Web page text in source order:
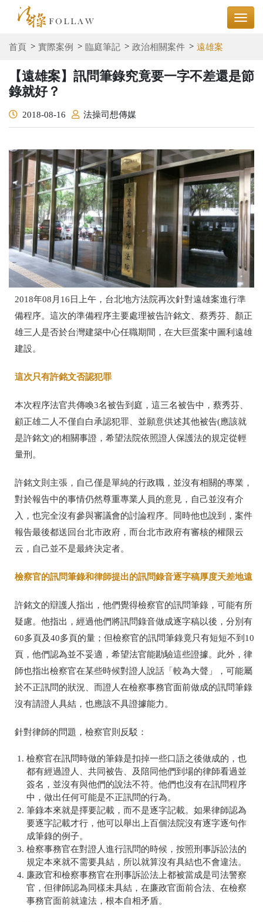
首頁 實際案例 臨庭筆記 政治相關案件 遠雄案
【遠雄案】訊問筆錄究竟要一字不差還是節
錄就好？
2018-08-16 法操司想傳媒
2018年08月16日上午，台北地方法院再次針對遠雄案進行準
備程序。這次的準備程序主要處理被告許銘文、蔡秀芬、顏正
雄三人是否於台灣建築中心任職期間，在大巨蛋案中圖利遠雄
建設。
這次只有許銘文否認犯罪
本次程序法官共傳喚3名被告到庭，這三名被告中，蔡秀芬、
顧正雄二人不僅自白承認犯罪、並願意供述其他被告(應該就
是許銘文)的相關事證，希望法院依照證人保護法的規定從輕
量刑。
許銘文則主張，自己僅是單純的行政職，並沒有相關的專業，
對於報告中的事情仍然尊重專業人員的意見，自己並沒有介
入，也完全沒有參與審議會的討論程序。同時他也說到，案件
報告最後都送回台北市政府，而台北市政府有審核的權限云
云，自己並不是最終決定者。
檢察官的訊問筆錄和律師提出的訊問錄音逐字稿厚度天差地遠
許銘文的辯護人指出，他們覺得檢察官的訊問筆錄，可能有所
疑慮。他指出，經過他們將訊問錄音做成逐字稿以後，分別有
60多頁及40多頁的量；但檢察官的訊問筆錄竟只有短短不到10
頁，他們認為並不妥適，希望法官能勘驗這些證據。此外，律
師也指出檢察官在某些時候對證人說話「較為大聲」，可能屬
於不正訊問的狀況、而證人在檢察事務官面前做成的訊問筆錄
沒有請證人具結，也應該不具證據能力。
針對律師的問題，檢察官則反駁：
檢察官在訊問時做的筆錄是扣掉一些口語之後做成的，也
都有經過證人、共同被告、及陪同他們到場的律師看過並
簽名，並沒有與他們的說法不符。他們也沒有在訊問程序
中，做出任何可能是不正訊問的行為。
筆錄本來就是擇要記載，而不是逐字記載。如果律師認為
要逐字記載才行，他可以舉出上百個法院沒有逐字逐句作
成筆錄的例子。
檢察事務官在對證人進行訊問的時候，按照刑事訴訟法的
規定本來就不需要具結，所以就算沒有具結也不會違法。
廉政官和檢察事務官在刑事訴訟法上都被當成是司法警察
官，但律師認為同樣未具結，在廉政官面前合法、在檢察
事務官面前就違法，根本自相矛盾。